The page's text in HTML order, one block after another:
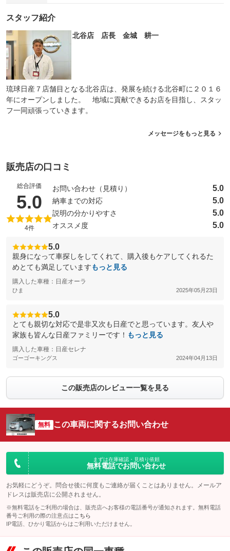
スタッフ紹介
北谷店 店長 金城 耕一
琉球日産７店舗目となる北谷店は、発展を続ける北谷町に２０１６
年にオープンしました。 地域に貢献できるお店を目指し、スタッ
フ一同頑張っていきます。
メッセージをもっと見る
販売店の口コミ
総合評価
5.0 （5点満点中）
4件
お問い合わせ（見積り） 5.0
納車までの対応 5.0
説明の分かりやすさ 5.0
オススメ度 5.0
5.0
親身になって車探しをしてくれて、購入後もケアしてくれるた
めとても満足していますもっと見る
購入した車種：日産オーラ
ひま 2025年05月23日
5.0
とても親切な対応で是非又次も日産でと思っています。友人や
家族も皆んな日産ファミリーです！ もっと見る
購入した車種：日産セレナ
ゴーゴーキングス 2024年04月13日
この販売店のレビュー一覧を見る
無料 この車両に関するお問い合わせ
まずは在庫確認・見積り依頼
無料電話でお問い合わせ
お気軽にどうぞ。問合せ後に何度もご連絡が届くことはありません。メールア
ドレスは販売店に公開されません。
※無料電話をご利用の場合は、販売店へお客様の電話番号が通知されます。無料電話
番号ご利用の際の注意点は こちら
IP電話、ひかり電話からはご利用いただけません。